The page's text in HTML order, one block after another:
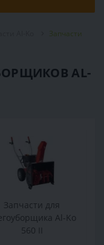
Запчасти
AL-
Запчасти для
Al-Ko
560 II